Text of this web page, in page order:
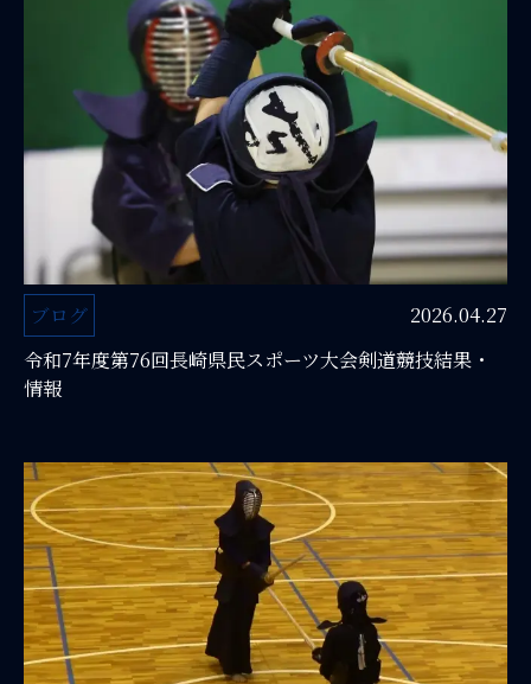
ブログ
2026.04.27
令和7年度第76回長崎県民スポーツ大会剣道競技結果・
情報